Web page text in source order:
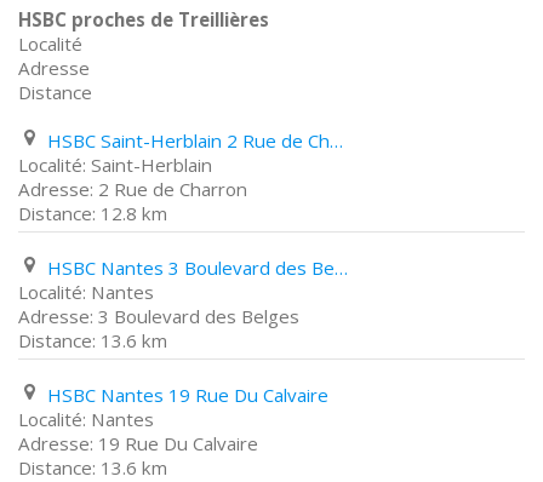
HSBC proches de Treillières
Localité
Adresse
Distance
HSBC Saint-Herblain 2 Rue de Charron
Saint-Herblain
2 Rue de Charron
12.8 km
HSBC Nantes 3 Boulevard des Belges
Nantes
3 Boulevard des Belges
13.6 km
HSBC Nantes 19 Rue Du Calvaire
Nantes
19 Rue Du Calvaire
13.6 km